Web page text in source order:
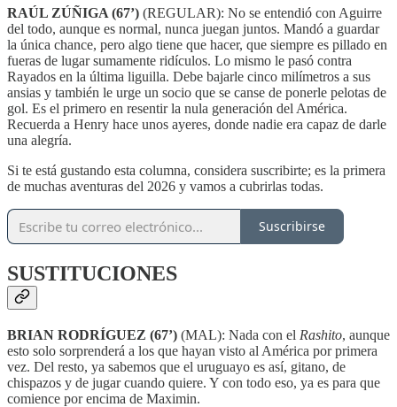
RAÚL ZÚÑIGA (67’) (REGULAR): No se entendió con Aguirre
del todo, aunque es normal, nunca juegan juntos. Mandó a guardar
la única chance, pero algo tiene que hacer, que siempre es pillado en
fueras de lugar sumamente ridículos. Lo mismo le pasó contra
Rayados en la última liguilla. Debe bajarle cinco milímetros a sus
ansias y también le urge un socio que se canse de ponerle pelotas de
gol. Es el primero en resentir la nula generación del América.
Recuerda a Henry hace unos ayeres, donde nadie era capaz de darle
una alegría.
Si te está gustando esta columna, considera suscribirte; es la primera
de muchas aventuras del 2026 y vamos a cubrirlas todas.
Suscribirse
SUSTITUCIONES
BRIAN RODRÍGUEZ (67’) (MAL): Nada con el Rashito, aunque
esto solo sorprenderá a los que hayan visto al América por primera
vez. Del resto, ya sabemos que el uruguayo es así, gitano, de
chispazos y de jugar cuando quiere. Y con todo eso, ya es para que
comience por encima de Maximin.